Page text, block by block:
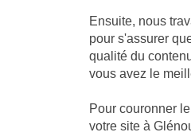
Ensuite, nous
pour s'assurer
qualité du
vous avez le
Pour couronner
votre site à